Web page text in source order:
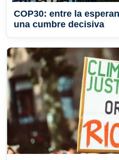
COP30: entre la
una cumbre decisiva